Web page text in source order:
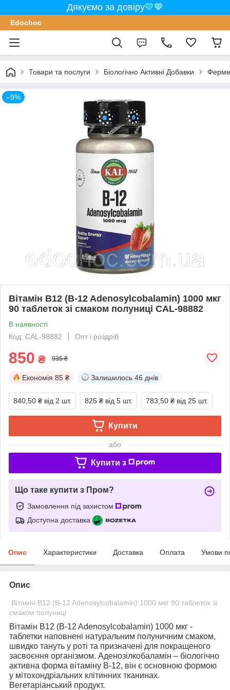
Дякуємо за довіру💛💙
Edochoс
Товари та послуги Біологічно Активні Добавки
–9%
Вітамін В12 (B-12 Adenosylcobalamin) 1000 мкг
90 таблеток зі смаком полуниці CAL-98882
В наявності
Код: CAL-98882
Опт і роздріб
850 ₴ 935 ₴
Економія 85 ₴ Залишилось 46 днів
840,50 ₴ від 2 шт. 825 ₴ від 5 шт. 783,50 ₴ від 25 шт.
Купити
або
Купити з
Що таке купити з Пром?
Замовлення під захистом
Доступна доставка
Опис Характеристики Доставка Оплата Умови
Опис
Вітамін В12 (B-12 Adenosylcobalamin) 1000 мкг 90 таблеток зі
смаком полуниці
Вітамін В12 (B-12 Adenosylcobalamin) 1000 мкг -
таблетки наповнені натуральним полуничним смаком,
швидко тануть у роті та призначені для покращеного
засвоєння організмом. Аденозілкобаламін – біологічно
активна форма вітаміну B-12, він є основною формою
у мітохондріальних клітинних тканинах.
Вегетаріанський продукт.